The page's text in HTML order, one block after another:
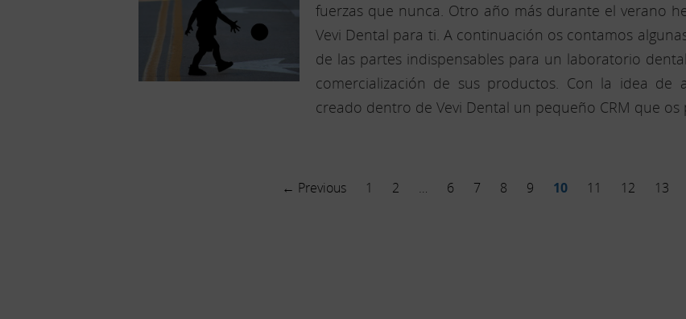
fuerzas que nunca. Otro año más durante el verano
Vevi Dental para ti. A continuación os contamos
de las partes indispensables para un laboratorio
comercialización de sus productos. Con la idea de
creado dentro de Vevi Dental un pequeño CRM que os
← Previous 1 2 … 6 7 8 9 10 11 12 13